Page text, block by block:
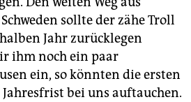
sollte der zähe Troll
Jahr zurücklegen
ihm noch ein paar
ein, so könnten die ersten
bei uns auftauchen.